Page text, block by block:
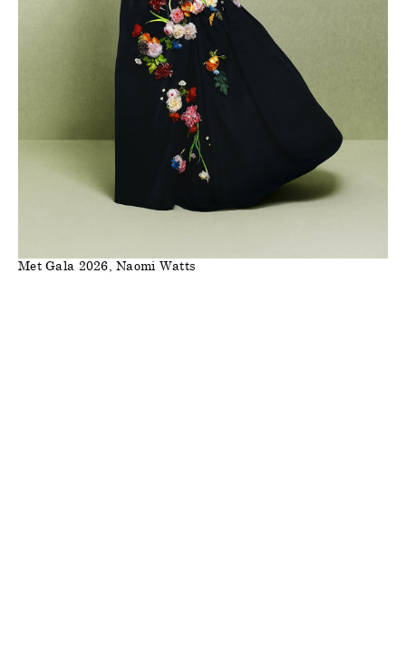
Met Gala 2026, Naomi Watts